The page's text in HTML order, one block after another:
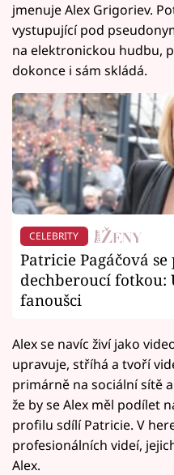
jmenuje Alex Grigoriev.
vystupující pod
na elektronickou hudbu,
dokonce i sám skládá.
CELEBRITY
Patricie Pagáčová
dechberoucí fotkou:
fanoušci
Alex se navíc živí jako
upravuje, stříhá a tvoří
primárně na sociální sítě
že by se Alex měl podílet
profilu sdílí Patricie. V
profesionálních videí,
Alex.